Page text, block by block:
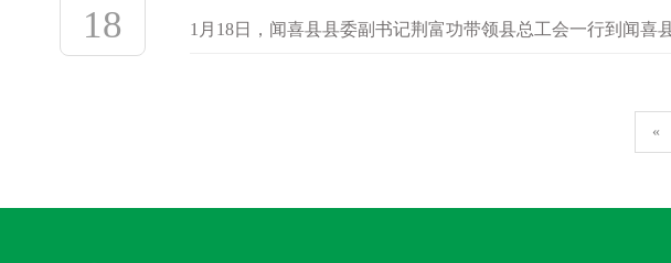
18
1月18日，闻喜县县委副书记荆富功带领县总工会一行到闻喜
«